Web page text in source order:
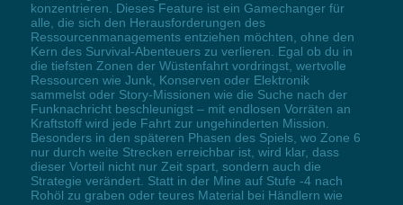
konzentrieren. Dieses Feature ist ein Gamechanger für
alle, die sich den Herausforderungen des
Ressourcenmanagements entziehen möchten, ohne den
Kern des Survival-Abenteuers zu verlieren. Egal ob du in
die tiefsten Zonen der Wüstenfahrt vordringst, wertvolle
Ressourcen wie Junk, Konserven oder Elektronik
sammelst oder Story-Missionen wie die Suche nach der
Funknachricht beschleunigst – mit endlosen Vorräten an
Kraftstoff wird jede Fahrt zur ungehinderten Mission.
Besonders in den späteren Phasen des Spiels, wo Zone 6
nur durch weite Strecken erreichbar ist, wird klar, dass
dieser Vorteil nicht nur Zeit spart, sondern auch die
Strategie verändert. Statt in der Mine auf Stufe -4 nach
Rohöl zu graben oder teures Material bei Händlern wie